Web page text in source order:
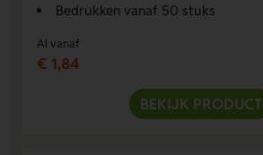
Bedrukken vanaf 50 stuks
Al vanaf
€ 1,84
BEKIJK PRODUCT